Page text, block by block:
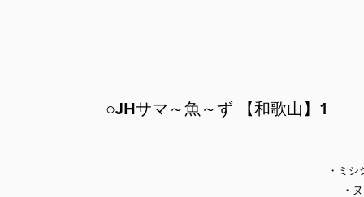
○JHサマ～魚～ず 【和歌山】1
・ミ
・